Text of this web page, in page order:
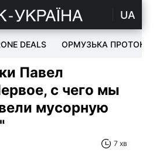
UA
DEALS ОРМУЗЬКА ПРОТОКА
Павел
с чего мы
мусорную
7 хв